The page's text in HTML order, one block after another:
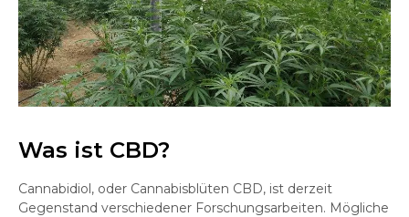
Was ist CBD?
Cannabidiol, oder Cannabisblüten CBD, ist derzeit
Gegenstand verschiedener Forschungsarbeiten. Mögliche